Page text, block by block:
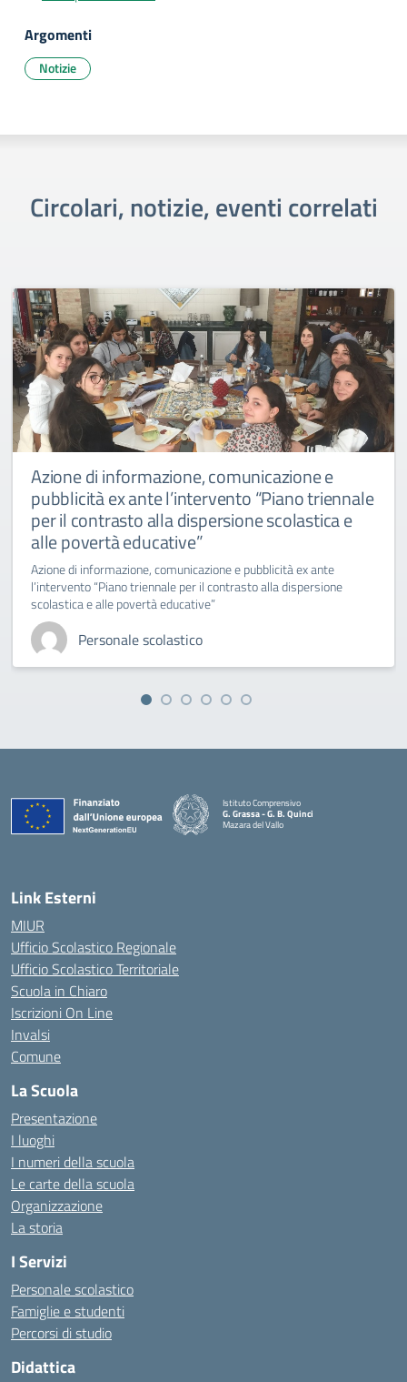
Argomenti
Notizie
Circolari, notizie, eventi correlati
Azione di informazione, comunicazione e
pubblicità ex ante l’intervento “Piano triennale
per il contrasto alla dispersione scolastica e
alle povertà educative”
Azione di informazione, comunicazione e pubblicità ex ante
l’intervento “Piano triennale per il contrasto alla dispersione
scolastica e alle povertà educative”
Personale scolastico
Istituto Comprensivo
G. Grassa - G. B. Quinci
Mazara del Vallo
Link Esterni
MIUR
Ufficio Scolastico Regionale
Ufficio Scolastico Territoriale
Scuola in Chiaro
Iscrizioni On Line
Invalsi
Comune
La Scuola
Presentazione
I luoghi
I numeri della scuola
Le carte della scuola
Organizzazione
La storia
I Servizi
Personale scolastico
Famiglie e studenti
Percorsi di studio
Didattica